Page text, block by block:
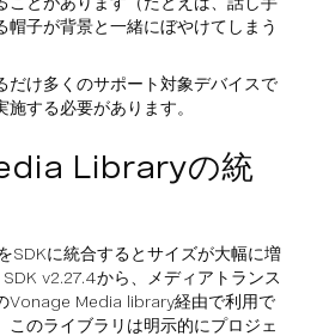
帽子が背景と一緒にぼやけてしまう
だけ多くのサポート対象デバイスで
する必要があります。
Libraryの統
SDKに統合するとサイズが大幅に増
v2.27.4から、メディアトランス
Vonage Media library経由で利用で
このライブラリは明示的にプロジェ